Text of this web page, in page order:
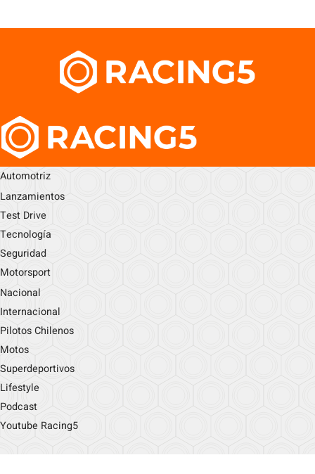
Automotriz
Lanzamientos
Test Drive
Tecnología
Seguridad
Motorsport
Nacional
Internacional
Pilotos Chilenos
Motos
Superdeportivos
Lifestyle
Podcast
Youtube Racing5